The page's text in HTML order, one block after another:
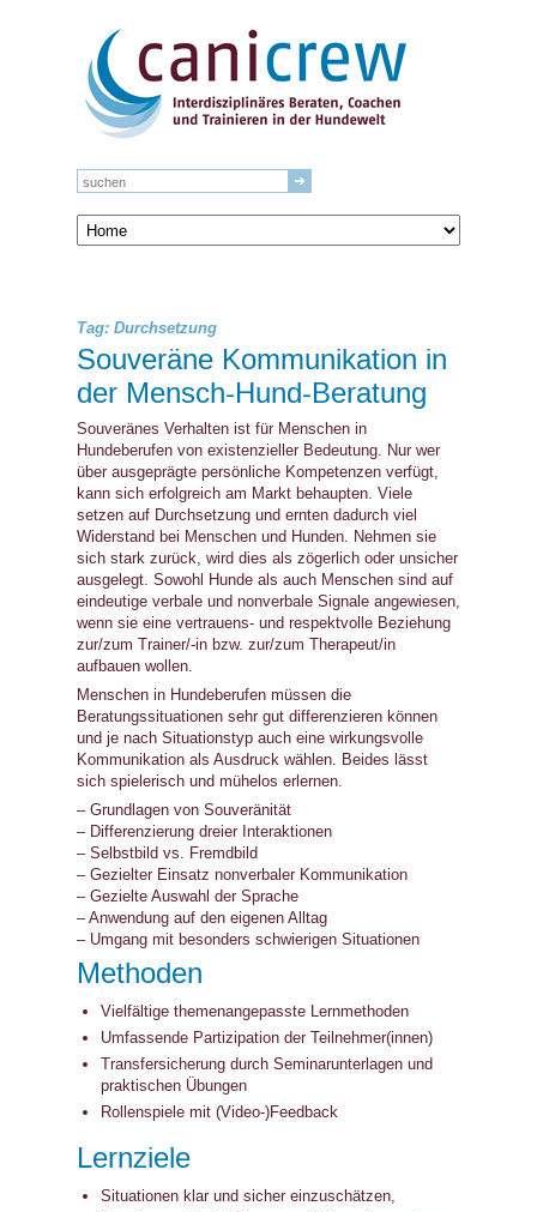
Tag: Durchsetzung
Souveräne Kommunikation in
der Mensch-Hund-Beratung
Souveränes Verhalten ist für Menschen in
Hundeberufen von existenzieller Bedeutung. Nur wer
über ausgeprägte persönliche Kompetenzen verfügt,
kann sich erfolgreich am Markt behaupten. Viele
setzen auf Durchsetzung und ernten dadurch viel
Widerstand bei Menschen und Hunden. Nehmen sie
sich stark zurück, wird dies als zögerlich oder unsicher
ausgelegt. Sowohl Hunde als auch Menschen sind auf
eindeutige verbale und nonverbale Signale angewiesen,
wenn sie eine vertrauens- und respektvolle Beziehung
zur/zum Trainer/-in bzw. zur/zum Therapeut/in
aufbauen wollen.
Menschen in Hundeberufen müssen die
Beratungssituationen sehr gut differenzieren können
und je nach Situationstyp auch eine wirkungsvolle
Kommunikation als Ausdruck wählen. Beides lässt
sich spielerisch und mühelos erlernen.
– Grundlagen von Souveränität
– Differenzierung dreier Interaktionen
– Selbstbild vs. Fremdbild
– Gezielter Einsatz nonverbaler Kommunikation
– Gezielte Auswahl der Sprache
– Anwendung auf den eigenen Alltag
– Umgang mit besonders schwierigen Situationen
Methoden
Vielfältige themenangepasste Lernmethoden
Umfassende Partizipation der Teilnehmer(innen)
Transfersicherung durch Seminarunterlagen und
praktischen Übungen
Rollenspiele mit (Video-)Feedback
Lernziele
Situationen klar und sicher einzuschätzen,